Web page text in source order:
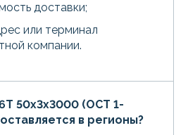
доставки;
или терминал
компании.
50х3х3000 (ОСТ 1-
в регионы?